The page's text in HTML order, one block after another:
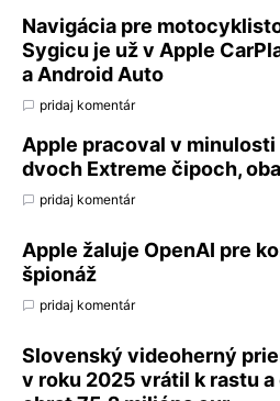
Navigácia pre
Sygicu je už v Apple
a Android Auto
pridaj komentár
Apple pracoval v minulosti
dvoch Extreme čipoch,
pridaj komentár
Apple žaluje OpenAI pre
špionáž
pridaj komentár
Slovenský videoherný
v roku 2025 vrátil k rastu a